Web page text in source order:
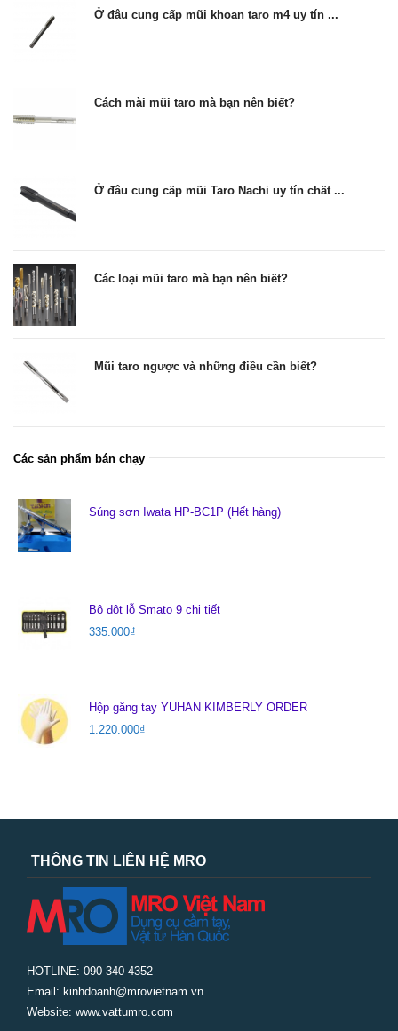
Ở đâu cung cấp mũi khoan taro m4 uy tín ...
Cách mài mũi taro mà bạn nên biết?
Ở đâu cung cấp mũi Taro Nachi uy tín chất ...
Các loại mũi taro mà bạn nên biết?
Mũi taro ngược và những điều cần biết?
Các sản phẩm bán chạy
Súng sơn Iwata HP-BC1P (Hết hàng)
Bộ đột lỗ Smato 9 chi tiết
335.000₫
Hộp găng tay YUHAN KIMBERLY ORDER
1.220.000₫
THÔNG TIN LIÊN HỆ MRO
HOTLINE: 090 340 4352
Email: kinhdoanh@mrovietnam.vn
Website: www.vattumro.com